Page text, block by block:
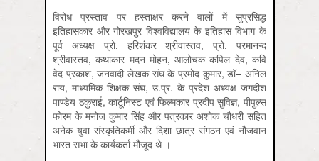
विरोध प्रस्ताव पर हस्ताक्षर करने वालों में सुप्रसिद्ध
इतिहासकार और गोरखपुर विश्वविद्यालय के इतिहास विभाग के
पूर्व अध्यक्ष प्रो. हरिशंकर श्रीवास्तव, प्रो. परमानन्द
श्रीवास्तव, कथाकार मदन मोहन, आलोचक कपिल देव, कवि
वेद प्रकाश, जनवादी लेखक संघ के प्रमोद कुमार, डॉ– अनिल
राय, माध्यमिक शिक्षक संघ, उ.प्र. के प्रदेश अध्यक्ष जगदीश
पाण्डेय ठकुराई, कार्टूनिस्ट एवं फिल्मकार प्रदीप सुविज्ञ, पीपुल्स
फोरम के मनोज कुमार सिंह और पत्रकार अशोक चौधरी सहित
अनेक युवा संस्कृतिकर्मी और दिशा छात्र संगठन एवं नौजवान
भारत सभा के कार्यकर्ता मौजूद थे ।